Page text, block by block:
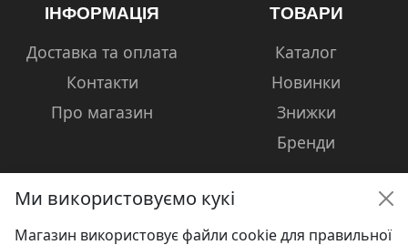
ІНФОРМАЦІЯ
Доставка та оплата
Контакти
Про магазин
ТОВАРИ
Каталог
Новинки
Знижки
Бренди
Ми використовуємо кукі
Магазин використовує файли cookie для правильної